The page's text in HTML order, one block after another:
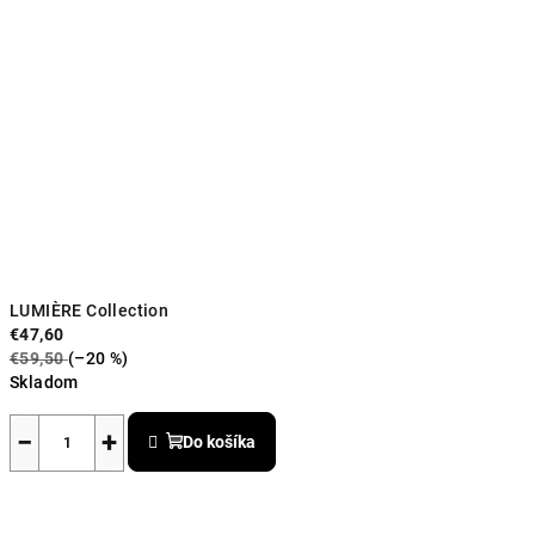
LUMIÈRE Collection
€47,60
€59,50 (–20 %)
Skladom
produktu
je
+
− Do košíka